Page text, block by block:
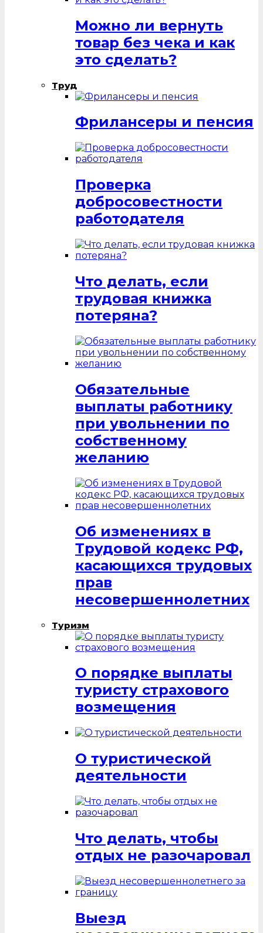
Можно ли вернуть
товар без чека и как
это сделать?
Труд
Фрилансеры и пенсия
Проверка
добросовестности
работодателя
Что делать, если
трудовая книжка
потеряна?
Обязательные
выплаты работнику
при увольнении по
собственному
желанию
Об изменениях в
Трудовой кодекс РФ,
касающихся трудовых
прав
несовершеннолетних
Туризм
О порядке выплаты
туристу страхового
возмещения
О туристической
деятельности
Что делать, чтобы
отдых не разочаровал
Выезд